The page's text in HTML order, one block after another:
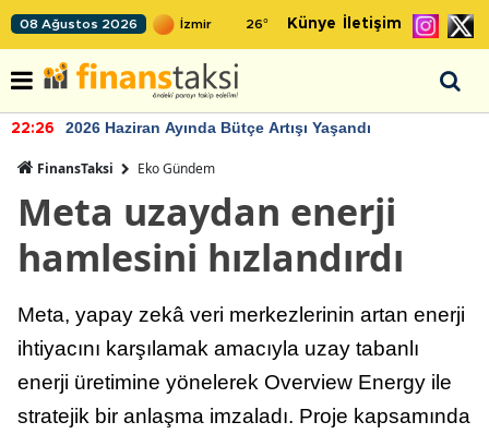
08 Ağustos 2026 26° Künye İletişim
22:26 2026 Haziran Ayında Bütçe Artışı Yaşandı
FinansTaksi Eko Gündem
Meta uzaydan enerji
hamlesini hızlandırdı
Meta, yapay zekâ veri merkezlerinin artan enerji
ihtiyacını karşılamak amacıyla uzay tabanlı
enerji üretimine yönelerek Overview Energy ile
stratejik bir anlaşma imzaladı. Proje kapsamında